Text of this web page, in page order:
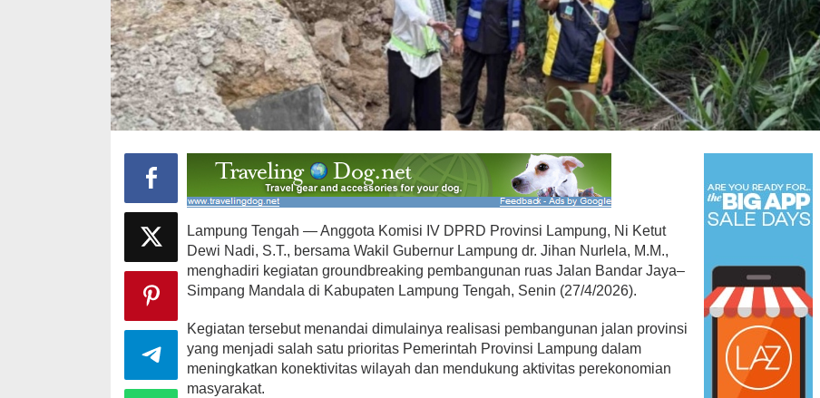
Lampung Tengah — Anggota Komisi IV DPRD Provinsi Lampung, Ni Ketut
Dewi Nadi, S.T., bersama Wakil Gubernur Lampung dr. Jihan Nurlela, M.M.,
menghadiri kegiatan groundbreaking pembangunan ruas Jalan Bandar Jaya–
Simpang Mandala di Kabupaten Lampung Tengah, Senin (27/4/2026).
Kegiatan tersebut menandai dimulainya realisasi pembangunan jalan provinsi
yang menjadi salah satu prioritas Pemerintah Provinsi Lampung dalam
meningkatkan konektivitas wilayah dan mendukung aktivitas perekonomian
masyarakat.